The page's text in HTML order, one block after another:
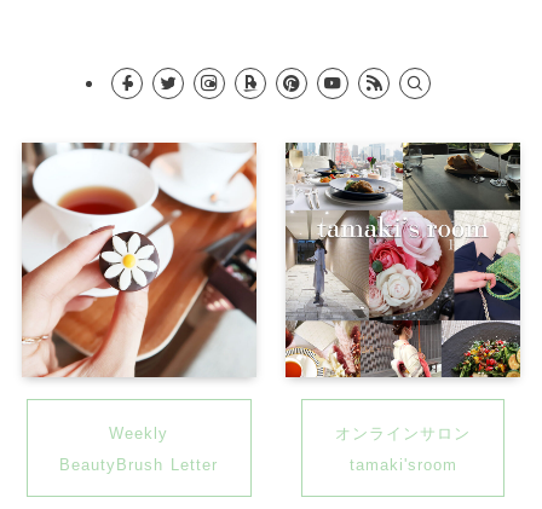
Weekly
BeautyBrush Letter
オンラインサロン
tamaki'sroom